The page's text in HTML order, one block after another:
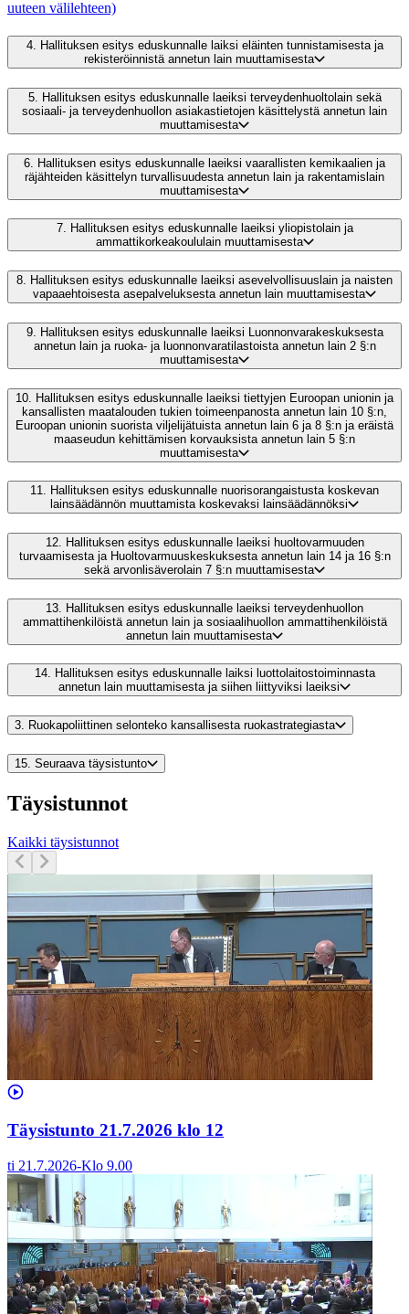
uuteen välilehteen)
4. Hallituksen esitys eduskunnalle laiksi eläinten tunnistamisesta ja
rekisteröinnistä annetun lain muuttamisesta
5.
Hallituksen esitys eduskunnalle laeiksi terveydenhuoltolain sekä
sosiaali- ja terveydenhuollon asiakastietojen käsittelystä annetun lain
muuttamisesta
6. Hallituksen esitys eduskunnalle laeiksi vaarallisten kemikaalien ja
räjähteiden käsittelyn turvallisuudesta annetun lain ja rakentamislain
muuttamisesta
7. Hallituksen esitys eduskunnalle laeiksi yliopistolain ja
ammattikorkeakoululain muuttamisesta
8. Hallituksen esitys eduskunnalle laeiksi asevelvollisuuslain ja naisten
vapaaehtoisesta asepalveluksesta annetun lain muuttamisesta
9.
Hallituksen esitys eduskunnalle laeiksi Luonnonvarakeskuksesta
annetun lain ja ruoka- ja luonnonvaratilastoista annetun lain 2 §:n
muuttamisesta
10. Hallituksen esitys eduskunnalle laeiksi tiettyjen Euroopan unionin ja
kansallisten maatalouden tukien toimeenpanosta annetun lain 10 §:n,
Euroopan unionin suorista viljelijätuista annetun lain 6 ja 8 §:n ja eräistä
maaseudun kehittämisen korvauksista annetun lain 5 §:n
muuttamisesta
11. Hallituksen esitys eduskunnalle nuorisorangaistusta koskevan
lainsäädännön muuttamista koskevaksi lainsäädännöksi
12.
Hallituksen esitys eduskunnalle laeiksi huoltovarmuuden
turvaamisesta ja Huoltovarmuuskeskuksesta annetun lain 14 ja 16 §:n
sekä arvonlisäverolain 7 §:n muuttamisesta
13. Hallituksen esitys eduskunnalle laeiksi terveydenhuollon
ammattihenkilöistä annetun lain ja sosiaalihuollon ammattihenkilöistä
annetun lain muuttamisesta
14. Hallituksen esitys eduskunnalle laiksi luottolaitostoiminnasta
annetun lain muuttamisesta ja siihen liittyviksi laeiksi
3. Ruokapoliittinen selonteko kansallisesta ruokastrategiasta
15. Seuraava täysistunto
Täysistunnot
Kaikki täysistunnot
Täysistunto 21.7.2026 klo 12
ti 21.7.2026-Klo 9.00